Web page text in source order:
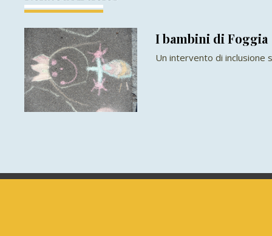
I bambini di Foggia
Un intervento di inclusione